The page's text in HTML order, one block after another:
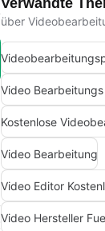
Verwandte
über
Video
Kostenlose
Video Bearbeitung
Video Editor
Video Hersteller